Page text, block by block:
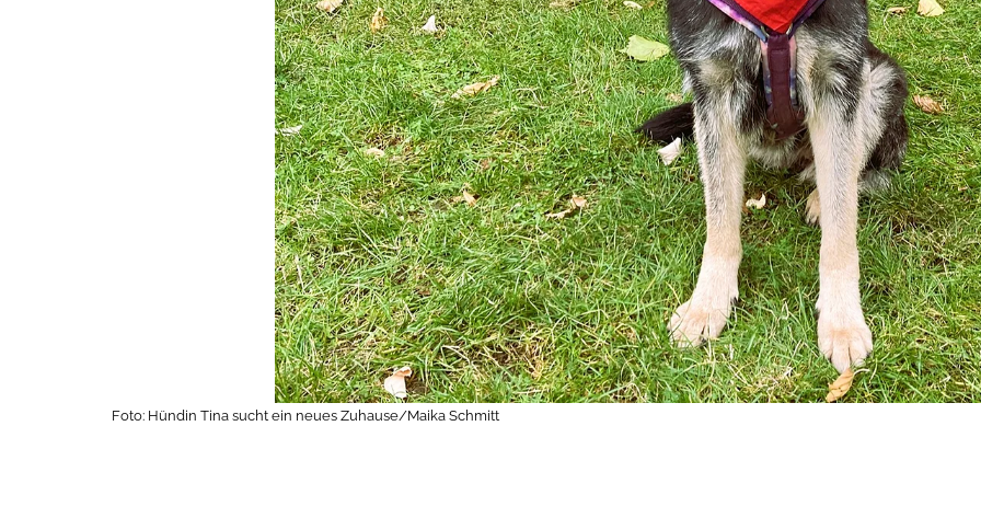
Foto: Hündin Tina sucht ein neues Zuhause/Maika Schmitt